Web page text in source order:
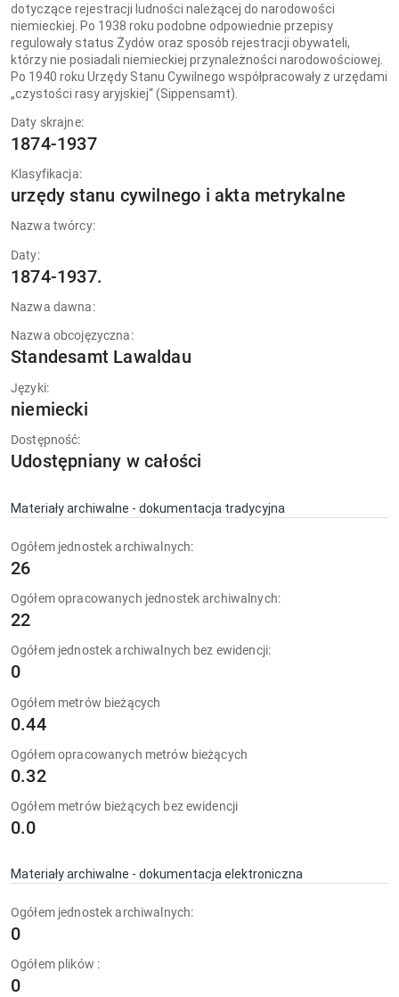
dotyczące rejestracji ludności należącej do narodowości
niemieckiej. Po 1938 roku podobne odpowiednie przepisy
regulowały status Żydów oraz sposób rejestracji obywateli,
którzy nie posiadali niemieckiej przynależności narodowościowej.
Po 1940 roku Urzędy Stanu Cywilnego współpracowały z urzędami
„czystości rasy aryjskiej“ (Sippensamt).
Daty skrajne:
1874-1937
Klasyfikacja:
urzędy stanu cywilnego i akta metrykalne
Nazwa twórcy:
Daty:
1874-1937.
Nazwa dawna:
Nazwa obcojęzyczna:
Standesamt Lawaldau
Języki:
niemiecki
Dostępność:
Udostępniany w całości
Materiały archiwalne - dokumentacja tradycyjna
Ogółem jednostek archiwalnych:
26
Ogółem opracowanych jednostek archiwalnych:
22
Ogółem jednostek archiwalnych bez ewidencji:
0
Ogółem metrów bieżących
0.44
Ogółem opracowanych metrów bieżących
0.32
Ogółem metrów bieżących bez ewidencji
0.0
Materiały archiwalne - dokumentacja elektroniczna
Ogółem jednostek archiwalnych:
0
Ogółem plików :
0